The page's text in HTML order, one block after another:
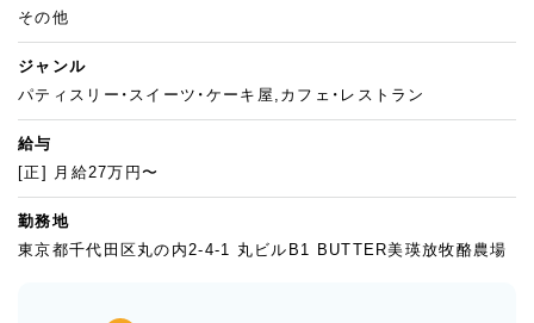
その他
ジャンル
パティスリー・スイーツ・ケーキ屋,カフェ・レストラン
給与
[正] 月給27万円〜
勤務地
東京都千代田区丸の内2-4-1 丸ビルB1 BUTTER美瑛放牧酪農場